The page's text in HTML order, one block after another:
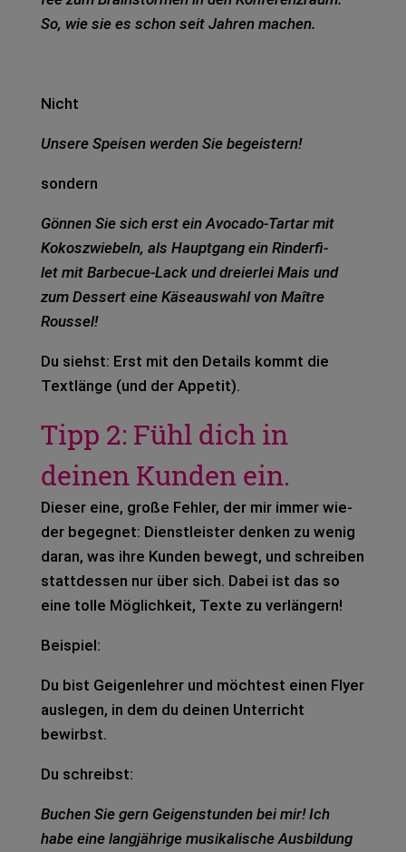
So, wie sie es schon seit Jah­ren machen.
Nicht
Unse­re Spei­sen wer­den Sie begeis­tern!
son­dern
Gön­nen Sie sich erst ein Avo­ca­do-Tar­tar mit
Kokos­zwie­beln, als Haupt­gang ein Rin­der­fi­
let mit Bar­be­cue-Lack und drei­er­lei Mais und
zum Des­sert eine Käse­aus­wahl von Maît­re
Rous­sel!
Du siehst: Erst mit den Details kommt die
Text­län­ge (und der Appe­tit).
Tipp 2: Fühl dich in
deinen Kunden ein.
Die­ser eine, große Feh­ler, der mir immer wie­
der begeg­net: Dienst­leis­ter den­ken zu wenig
daran, was ihre Kun­den bewegt, und schrei­ben
statt­des­sen nur über sich. Dabei ist das so
eine tolle Mög­lich­keit, Texte zu ver­län­gern!
Bei­spiel:
Du bist Gei­gen­leh­rer und möch­test einen Flyer
aus­le­gen, in dem du dei­nen Unter­richt
bewirbst.
Du schreibst:
Buchen Sie gern Gei­gen­stun­den bei mir! Ich
habe eine lang­jäh­ri­ge musi­ka­li­sche Aus­bil­dung